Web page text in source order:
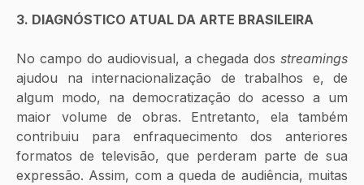
3. DIAGNÓSTICO ATUAL DA ARTE BRASILEIRA
No campo do audiovisual, a chegada dos streamings
ajudou na internacionalização de trabalhos e, de
algum modo, na democratização do acesso a um
maior volume de obras. Entretanto, ela também
contribuiu para enfraquecimento dos anteriores
formatos de televisão, que perderam parte de sua
expressão. Assim, com a queda de audiência, muitas